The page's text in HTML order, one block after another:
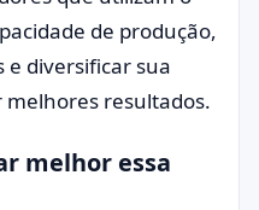
de produção,
e diversificar sua
resultados.
melhor essa